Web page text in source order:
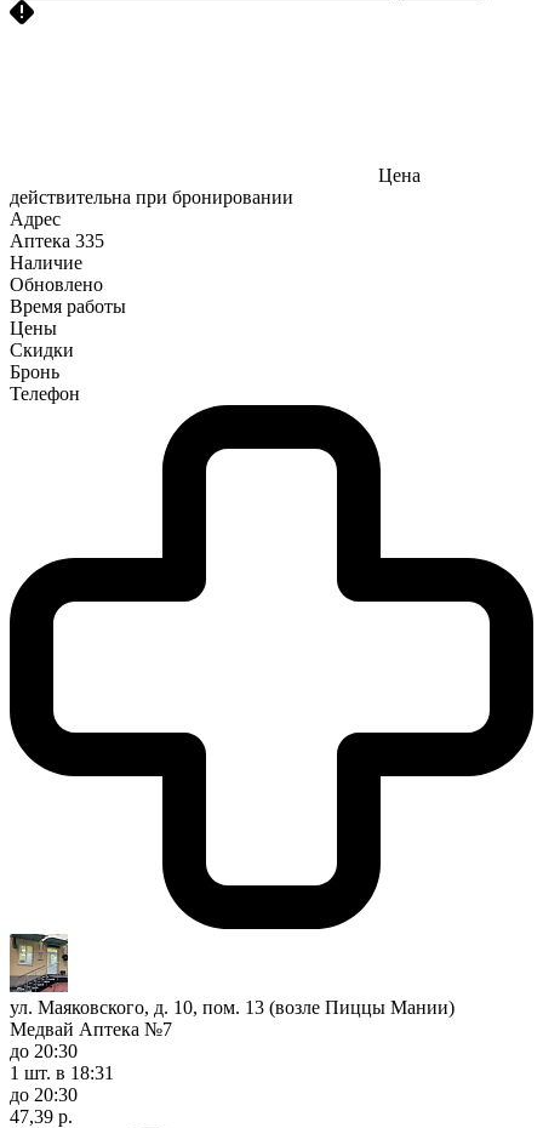
Цена
действительна при бронировании
Адрес
Аптека 335
Наличие
Обновлено
Время работы
Цены
Скидки
Бронь
Телефон
ул. Маяковского, д. 10, пом. 13 (возле Пиццы Мании)
Медвай Аптека №7
до 20:30
1 шт. в 18:31
до 20:30
47,39 р.